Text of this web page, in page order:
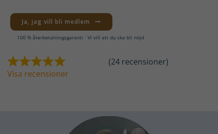
Ja, jag vill bli medlem
100 % återbetalningsgaranti · Vi vill att du ska bli nöjd
(24 recensioner)
Visa recensioner